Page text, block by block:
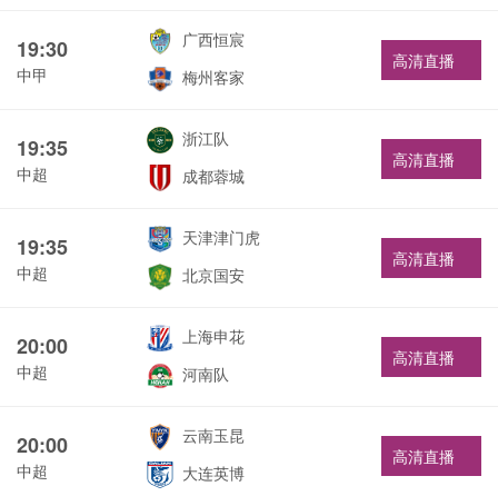
19:30
中甲
广西恒宸
梅州客家
高清直播
19:35
中超
浙江队
成都蓉城
高清直播
19:35
中超
天津津门虎
北京国安
高清直播
20:00
中超
上海申花
河南队
高清直播
20:00
中超
云南玉昆
大连英博
高清直播